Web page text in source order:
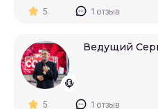
5 1 отзыв
Ведущий
5 1 отзыв